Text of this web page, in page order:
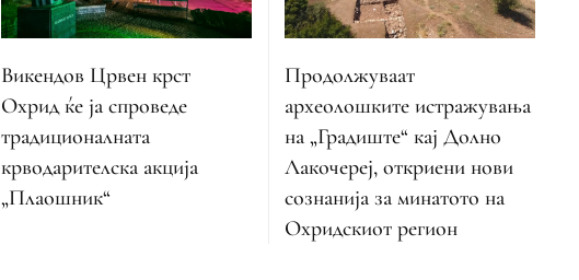
Викендов Црвен крст
Охрид ќе ја спроведе
традиционалната
крводарителска акција
„Плаошник“
Продолжуваат
археолошките истражувања
на „Градиште“ кај Долно
Лакочереј, откриени нови
сознанија за минатото на
Охридскиот регион